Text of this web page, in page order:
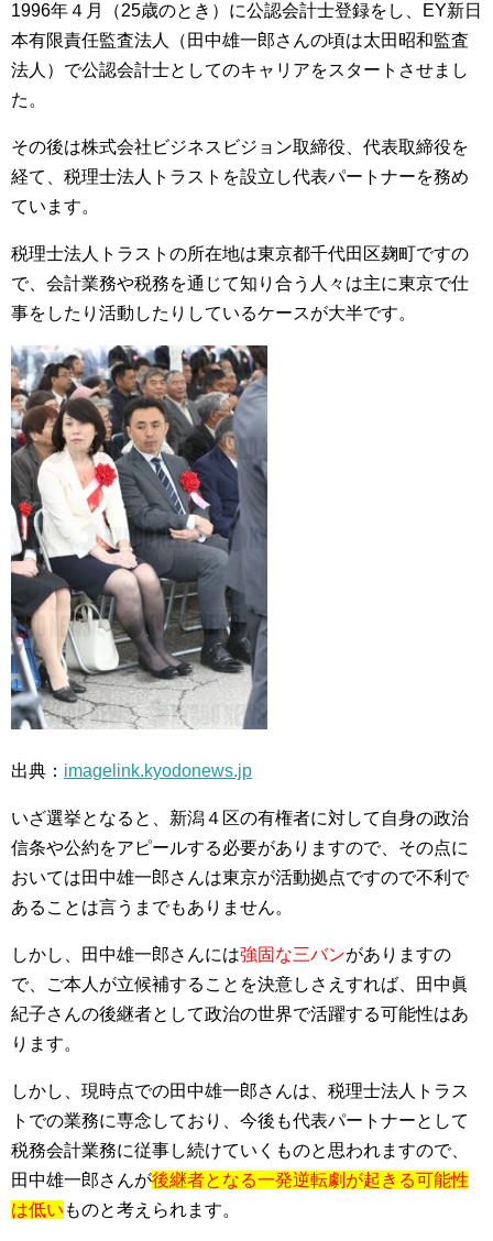
1996年４月（25歳のとき）に公認会計士登録をし、EY新日
本有限責任監査法人（田中雄一郎さんの頃は太田昭和監査
法人）で公認会計士としてのキャリアをスタートさせまし
た。
その後は株式会社ビジネスビジョン取締役、代表取締役を
経て、税理士法人トラストを設立し代表パートナーを務め
ています。
税理士法人トラストの所在地は東京都千代田区麹町ですの
で、会計業務や税務を通じて知り合う人々は主に東京で仕
事をしたり活動したりしているケースが大半です。
出典： imagelink.kyodonews.jp
いざ選挙となると、新潟４区の有権者に対して自身の政治
信条や公約をアピールする必要がありますので、その点に
おいては田中雄一郎さんは東京が活動拠点ですので不利で
あることは言うまでもありません。
しかし、田中雄一郎さんには強固な三バンがありますの
で、ご本人が立候補することを決意しさえすれば、田中眞
紀子さんの後継者として政治の世界で活躍する可能性はあ
ります。
しかし、現時点での田中雄一郎さんは、税理士法人トラス
トでの業務に専念しており、今後も代表パートナーとして
税務会計業務に従事し続けていくものと思われますので、
田中雄一郎さんが後継者となる一発逆転劇が起きる可能性
は低い ものと考えられます。